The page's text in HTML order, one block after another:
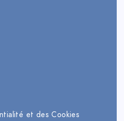
et des Cookies